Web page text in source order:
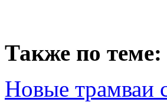
Также по теме:
Новые трамваи